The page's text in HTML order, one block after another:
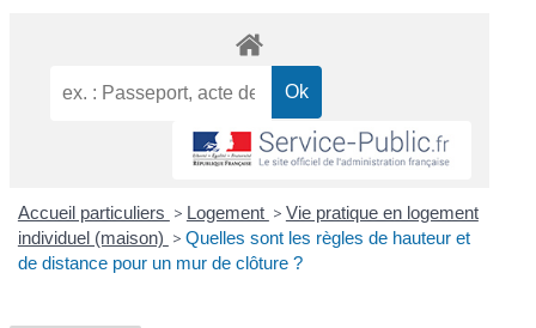
Accueil particuliers > Logement > Vie pratique en logement
individuel (maison) > Quelles sont les règles de hauteur et
de distance pour un mur de clôture ?